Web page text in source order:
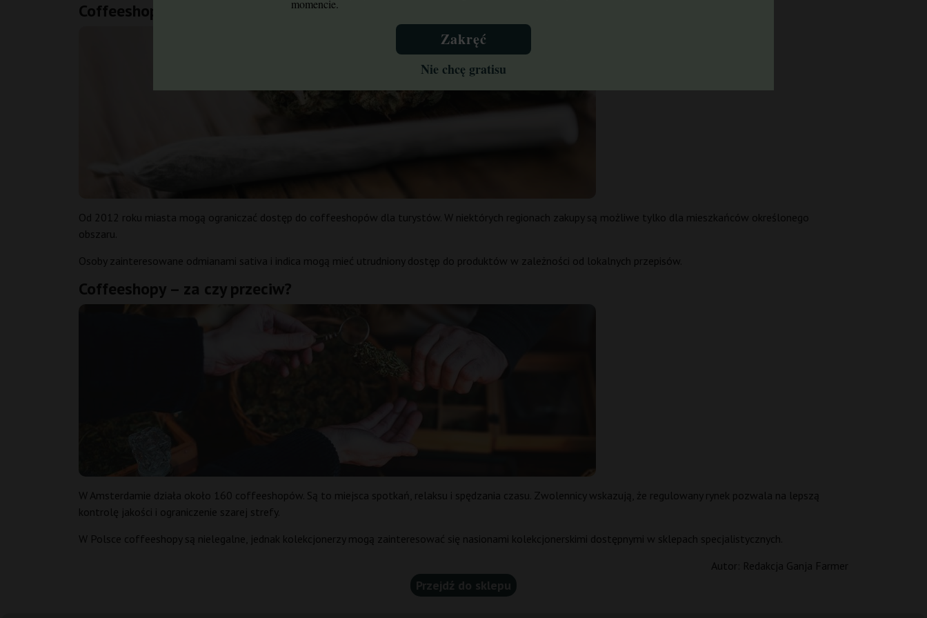
Coffeeshopy a turyści
Od 2012 roku miasta mogą ograniczać dostęp do coffeeshopów dla turystów. W niektórych regionach zakupy są możliwe tylko dla mieszkańców określonego
obszaru.
Osoby zainteresowane odmianami sativa i indica mogą mieć utrudniony dostęp do produktów w zależności od lokalnych przepisów.
Coffeeshopy – za czy przeciw?
W Amsterdamie działa około 160 coffeeshopów. Są to miejsca spotkań, relaksu i spędzania czasu. Zwolennicy wskazują, że regulowany rynek pozwala na lepszą
kontrolę jakości i ograniczenie szarej strefy.
W Polsce coffeeshopy są nielegalne, jednak kolekcjonerzy mogą zainteresować się nasionami kolekcjonerskimi dostępnymi w sklepach specjalistycznych.
Autor: Redakcja Ganja Farmer
Przejdź do sklepu
momencie.
Zakręć
Nie chcę gratisu